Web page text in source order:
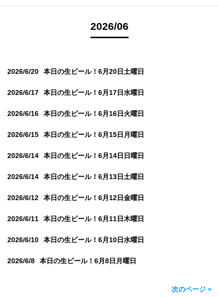
2026/06
2026/6/20 本日の生ビール！6月20日土曜日
2026/6/17 本日の生ビール！6月17日水曜日
2026/6/16 本日の生ビール！6月16日火曜日
2026/6/15 本日の生ビール！6月15日月曜日
2026/6/14 本日の生ビール！6月14日日曜日
2026/6/14 本日の生ビール！6月13日土曜日
2026/6/12 本日の生ビール！6月12日金曜日
2026/6/11 本日の生ビール！6月11日木曜日
2026/6/10 本日の生ビール！6月10日水曜日
2026/6/8 本日の生ビール！6月8日月曜日
次のページ »